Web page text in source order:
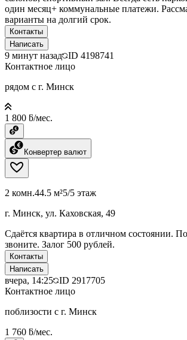
один месяц+ коммунальные платежи.
варианты на долгий срок.
Контакты
Написать
9 минут назад ID 4198741
Контактное лицо
рядом с г. Минск
1 800 ƃ/мес.
Конвертер валют
2 комн.44.5 м²5/5 этаж
г. Минск, ул. Каховская, 49
Сдаётся квартира в отличном состоянии.
звоните. Залог 500 рублей.
Контакты
Написать
вчера, 14:25 ID 2917705
Контактное лицо
поблизости с г. Минск
1 760 ƃ/мес.